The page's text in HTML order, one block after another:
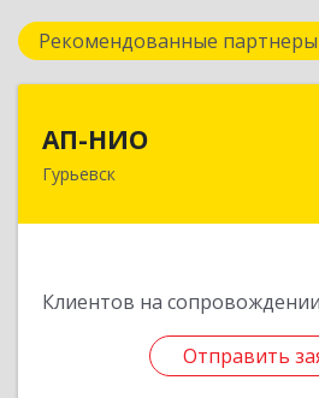
Рекомендованные партнеры
АП-НИО
Гурьевск
Клиентов на сопровождении
Отправить
238300
Отправить